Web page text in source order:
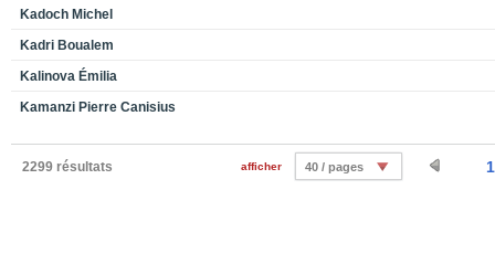
Kadoch Michel
Kadri Boualem
Kalinova Émilia
Kamanzi Pierre Canisius
2299 résultats 1
afficher 40 / pages